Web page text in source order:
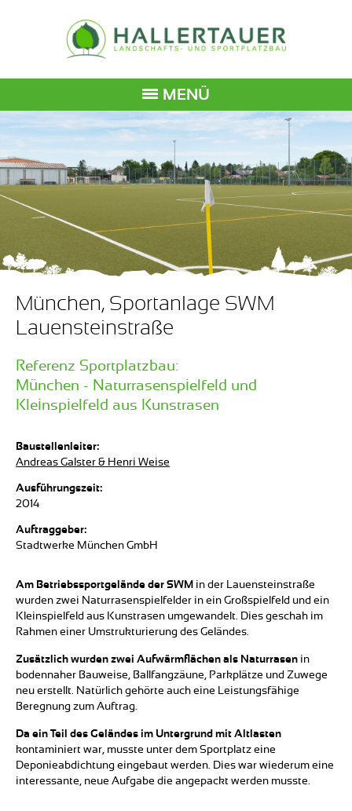
MENÜ
München, Sportanlage SWM
Lauensteinstraße
Referenz Sportplatzbau:
München - Naturrasenspielfeld und
Kleinspielfeld aus Kunstrasen
Baustellenleiter:
Andreas Galster & Henri Weise
Ausführungszeit:
2014
Auftraggeber:
Stadtwerke München GmbH
Am Betriebssportgelände der SWM in der Lauensteinstraße
wurden zwei Naturrasenspielfelder in ein Großspielfeld und ein
Kleinspielfeld aus Kunstrasen umgewandelt. Dies geschah im
Rahmen einer Umstrukturierung des Geländes.
Zusätzlich wurden zwei Aufwärmflächen als Naturrasen in
bodennaher Bauweise, Ballfangzäune, Parkplätze und Zuwege
neu erstellt. Natürlich gehörte auch eine Leistungsfähige
Beregnung zum Auftrag.
Da ein Teil des Geländes im Untergrund mit Altlasten
kontaminiert war, musste unter dem Sportplatz eine
Deponieabdichtung eingebaut werden. Dies war wiederum eine
interessante, neue Aufgabe die angepackt werden musste.